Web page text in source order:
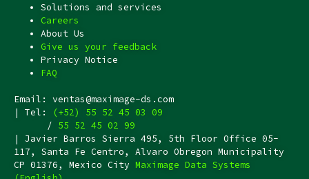
Solutions and services
Careers
About Us
Give us your feedback
Privacy Notice
FAQ
Email: ventas@maximage-ds.com
| Tel:
(+52) 55 52 45 03 09
/ 55 52 45 02 99
| Javier Barros Sierra 495, 5th Floor Office 05-
117, Santa Fe Centro, Alvaro Obregon Municipality
CP 01376, Mexico City Maximage Data Systems